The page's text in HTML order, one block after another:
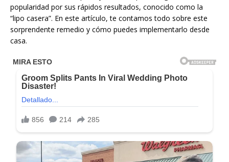
popularidad por sus rápidos resultados, conocido como la
“lipo casera”. En este artículo, te contamos todo sobre este
sorprendente remedio y cómo puedes implementarlo desde
casa.